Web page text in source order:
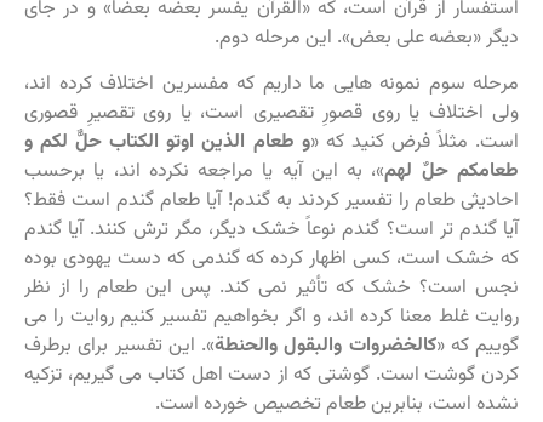
استفسار از قرآن است، که «القرآن یفسر بعضه بعضا» و در جای
دیگر «بعضه علی بعض». این مرحله دوم.
مرحله سوم نمونه هایی ما داریم که مفسرین اختلاف کرده اند،
ولی اختلاف یا روی قصورِ تقصیری است، یا روی تقصیرِ قصوری
است. مثلاً فرض کنید که «و طعام الذین اوتو الکتاب حلٌّ لکم و
طعامکم حلٌ لهم»، به این آیه یا مراجعه نکرده اند، یا برحسب
احادیثی طعام را تفسیر کردند به گندم! آیا طعام گندم است فقط؟
آیا گندم تر است؟ گندم نوعاً خشک دیگر، مگر ترش کنند. آیا گندم
که خشک است، کسی اظهار کرده که گندمی که دست یهودی بوده
نجس است؟ خشک که تأثیر نمی کند. پس این طعام را از نظر
روایت غلط معنا کرده اند، و اگر بخواهیم تفسیر کنیم روایت را می
گوییم که «کالخضروات والبقول والحنطة». این تفسیر برای برطرف
کردن گوشت است. گوشتی که از دست اهل کتاب می گیریم، تزکیه
نشده است، بنابرین طعام تخصیص خورده است.